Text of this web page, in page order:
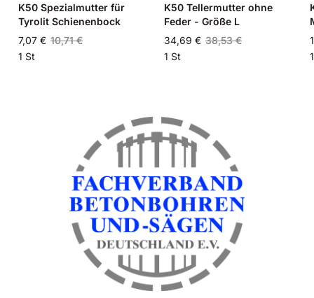
K50 Spezialmutter für
Tyrolit Schienenbock
7,07 € 10,71 €
1 St
K50 Tellermutter ohne
Feder - Größe L
34,69 € 38,53 €
1 St